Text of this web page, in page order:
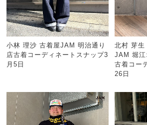
小林 理沙 古着屋JAM 明治通り
店古着コーディネートスナップ3
月5日
北村 芽
JAM 堀江
古着コー
26日